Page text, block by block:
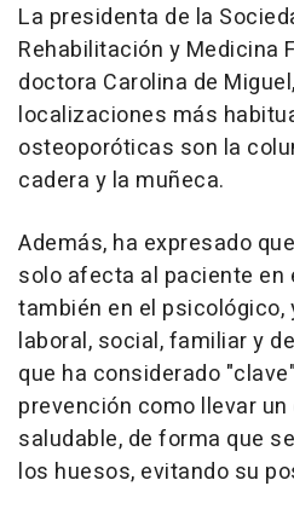
La presidenta de la
Rehabilitación y Medicina
doctora Carolina de
localizaciones más
osteoporóticas son la
cadera y la muñeca.
Además, ha expresado
solo afecta al paciente en
también en el psicológico,
laboral, social, familiar y
que ha considerado
prevención como llevar
saludable, de forma que
los huesos, evitando su